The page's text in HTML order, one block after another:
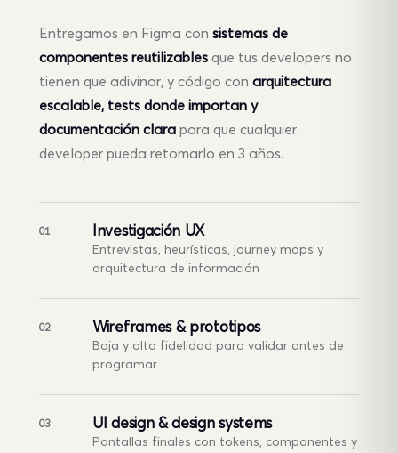
Entregamos en Figma con sistemas de
componentes reutilizables que tus developers no
tienen que adivinar, y código con arquitectura
escalable, tests donde importan y
documentación clara para que cualquier
developer pueda retomarlo en 3 años.
01 Investigación UX
Entrevistas, heurísticas, journey maps y
arquitectura de información
02 Wireframes & prototipos
Baja y alta fidelidad para validar antes de
programar
03 UI design & design systems
Pantallas finales con tokens, componentes y